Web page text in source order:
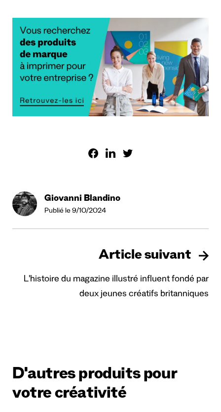
Giovanni Blandino
Publié le 9/10/2024
Article suivant
L'histoire du magazine illustré influent fondé par
deux jeunes créatifs britanniques
D'autres produits pour
votre créativité